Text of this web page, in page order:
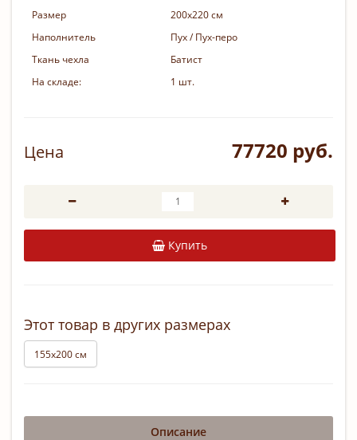
Размер
200х220 см
Наполнитель
Пух / Пух-перо
Ткань чехла
Батист
На складе:
1 шт.
Цена 77720 руб.
Купить
Этот товар в других размерах
155х200 см
Описание